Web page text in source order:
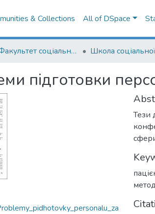
& Collections All of DSpace
006. Факультет соціальних наук і соціальних технологій
підготовки
Тези